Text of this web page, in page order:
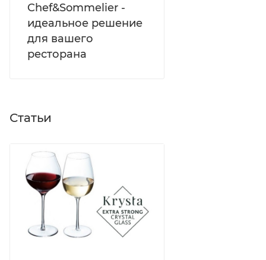
Chef&Sommelier -
идеальное решение
для вашего
ресторана
Статьи